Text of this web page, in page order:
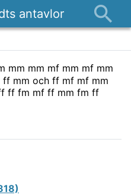
antavlor
mm mm mf mm mf mm
mm och ff mf mf mm
ff fm mf ff mm fm ff